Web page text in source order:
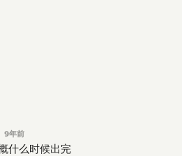
9年前
什么时候出完